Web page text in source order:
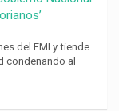
del FMI y tiende
condenando al